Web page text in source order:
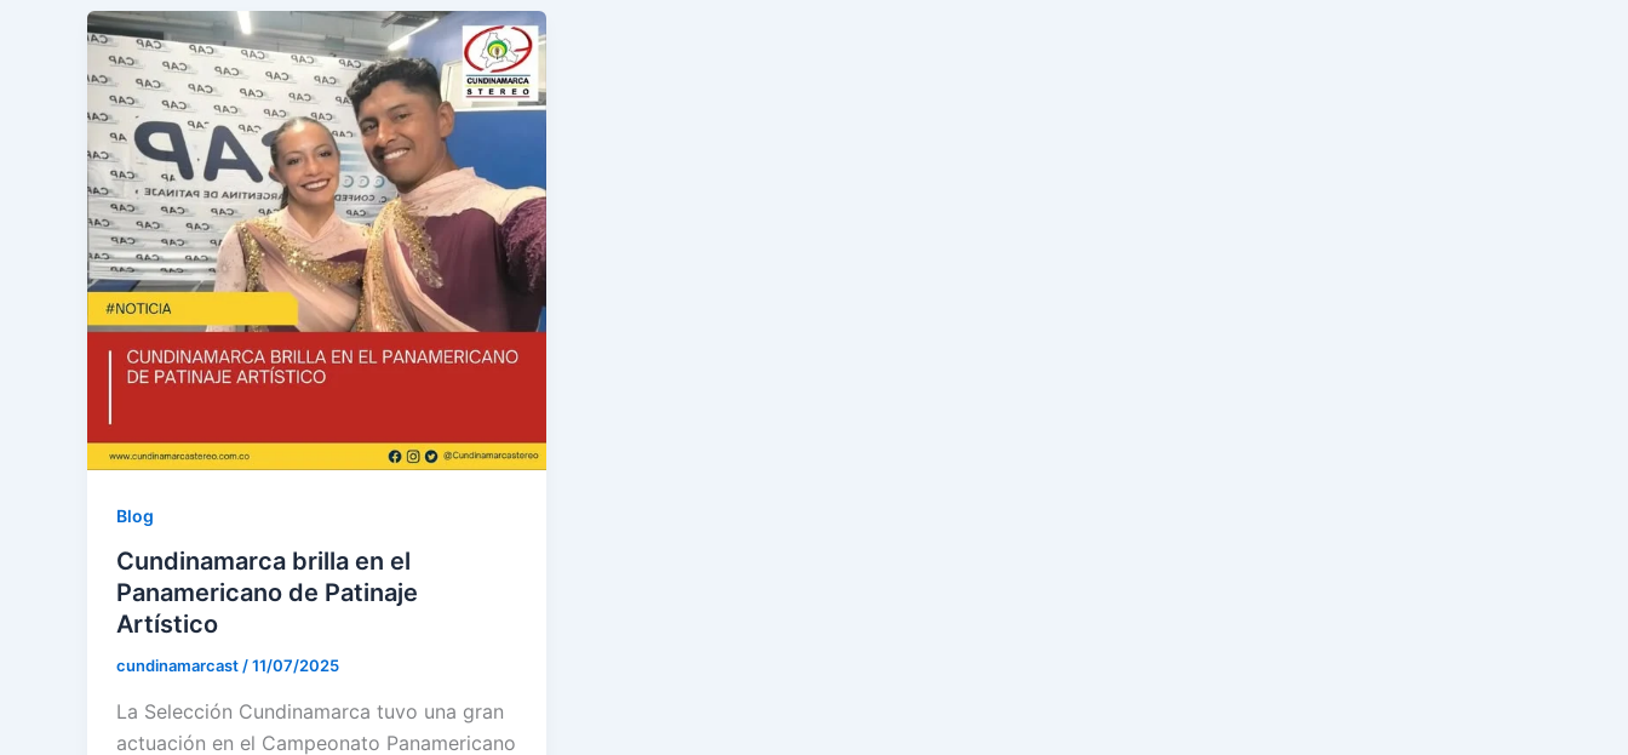
Blog
Cundinamarca brilla en el
Panamericano de Patinaje
Artístico
cundinamarcast/11/07/2025
La Selección Cundinamarca tuvo una gran
actuación en el Campeonato Panamericano